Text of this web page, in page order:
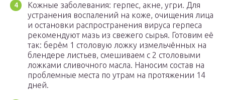
Кожные заболевания: герпес, акне, угри. Для
устранения воспалений на коже, очищения лица
и остановки распространения вируса герпеса
рекомендуют мазь из свежего сырья. Готовим её
так: берём 1 столовую ложку измельчённых на
блендере листьев, смешиваем с 2 столовыми
ложками сливочного масла. Наносим состав на
проблемные места по утрам на протяжении 14
дней.